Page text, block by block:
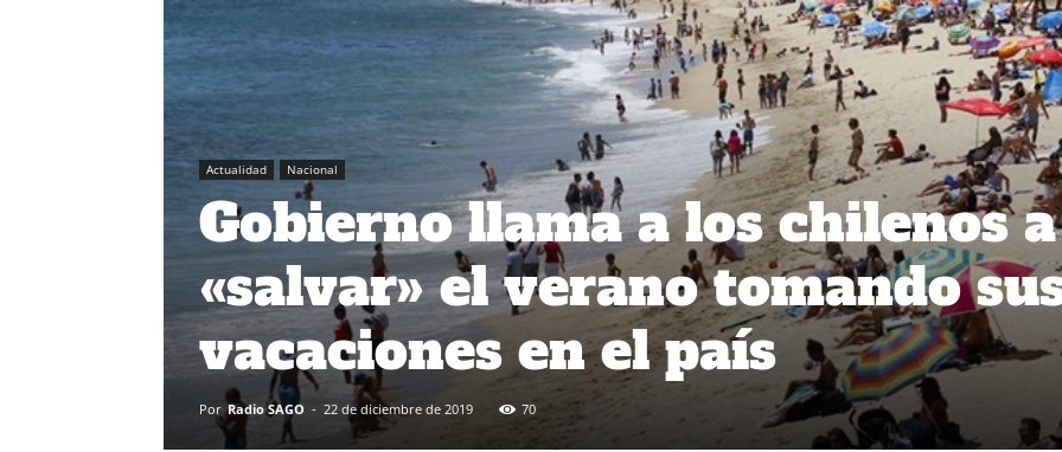
Actualidad Nacional
Gobierno llama a los chilenos a
«salvar» el verano tomando
vacaciones en el país
Por Radio SAGO - 22 de diciembre de 2019 70